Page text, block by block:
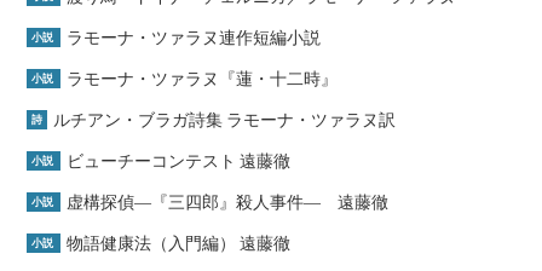
小説 ラモーナ・ツァラヌ連作短編小説
小説 ラモーナ・ツァラヌ『蓮・十二時』
詩 ルチアン・ブラガ詩集 ラモーナ・ツァラヌ訳
小説 ビューチーコンテスト 遠藤徹
小説 虚構探偵―『三四郎』殺人事件― 遠藤徹
小説 物語健康法（入門編） 遠藤徹